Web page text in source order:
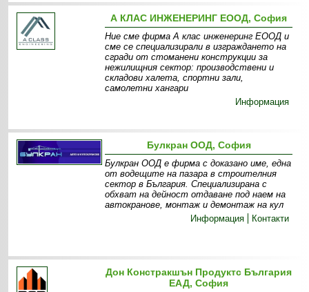
А КЛАС ИНЖЕНЕРИНГ ЕООД, София
Ние сме фирма А клас инженеринг ЕООД и
сме се специализирали в изграждането на
сгради от стоманени конструкции за
нежилищния сектор: производствени и
складови халета, спортни зали,
самолетни хангари
Информация
Булкран ООД, София
Булкран ООД е фирма с доказано име, една
от водещите на пазара в строителния
сектор в България. Специализирана с
обхват на дейност отдаване под наем на
автокранове, монтаж и демонтаж на кул
Информация
Контакти
Дон Констракшън Продуктс България
ЕАД, София